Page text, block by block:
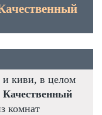
и киви, в целом
Качественный
комнат